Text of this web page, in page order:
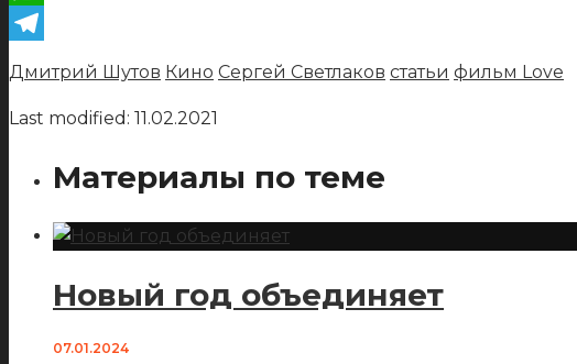
WhatsApp
Дмитрий Шутов Кино Сергей Светлаков статьи фильм Love
Last modified: 11.02.2021
Материалы по теме
Новый год объединяет
07.01.2024